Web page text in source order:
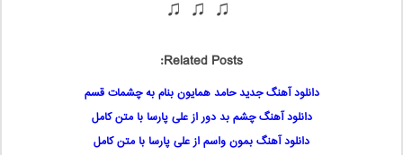
♫ ♫ ♫
Related Posts:
دانلود آهنگ جدید حامد همایون بنام به چشمات قسم
دانلود آهنگ چشم بد دور از علی پارسا با متن کامل
دانلود آهنگ بمون واسم از علی پارسا با متن کامل